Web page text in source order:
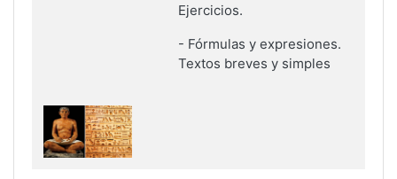
Ejercicios.
- Fórmulas y expresiones.
Textos breves y simples